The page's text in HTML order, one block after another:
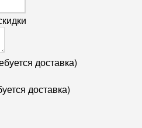
доставка)
доставка)